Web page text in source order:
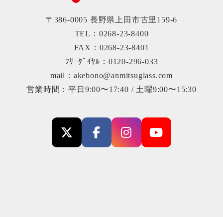
〒386-0005 長野県上田市古里159-6
TEL：0268-23-8400
FAX：0268-23-8401
ﾌﾘｰﾀﾞｲﾔﾙ：0120-296-033
mail：akebono@anmitsuglass.com
営業時間：平日9:00〜17:40 / 土曜9:00〜15:30